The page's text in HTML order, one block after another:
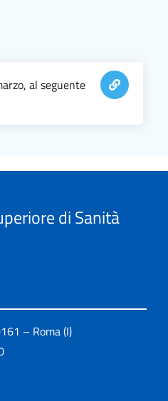
al seguente
di Sanità
– Roma (I)